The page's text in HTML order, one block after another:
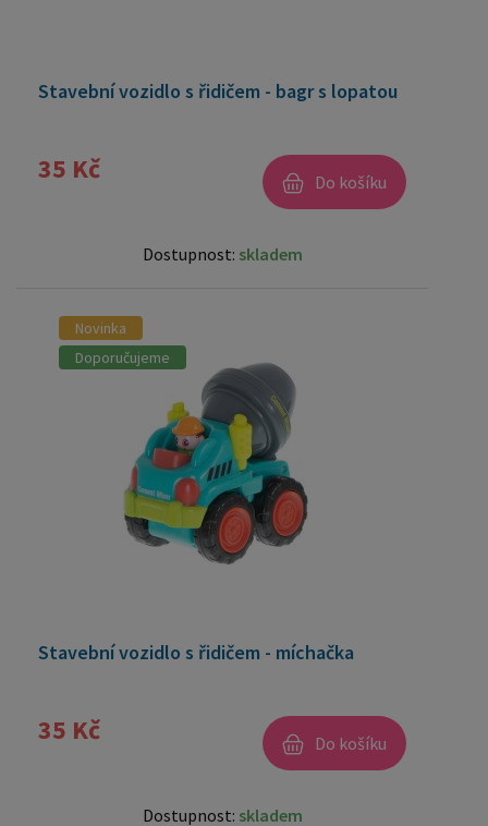
Stavební vozidlo s řidičem - bagr s lopatou
35 Kč Do košíku
Dostupnost: skladem
Novinka
Doporučujeme
Stavební vozidlo s řidičem - míchačka
35 Kč Do košíku
Dostupnost: skladem